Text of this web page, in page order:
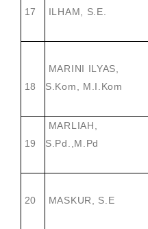
17 ILHAM, S.E.
18
MARINI ILYAS,
S.Kom, M.I.Kom
19
MARLIAH,
S.Pd.,M.Pd
20 MASKUR, S.E